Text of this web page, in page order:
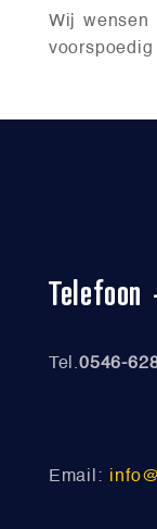
Wij wensen
Tel.0546-
Email: